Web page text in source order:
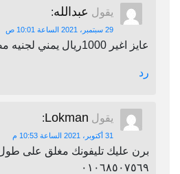
يقول عبدالله:
29 سبتمبر، 2021 الساعة 10:01 ص
عايز اغير 1000ريال يمني لجنيه مصري
رد
يقول Lokman
:
31 أكتوبر، 2021 الساعة 10:53 م
برن عليك تليفونك مغلق على
٠١٠٦٨٥٠٧٥٦٩